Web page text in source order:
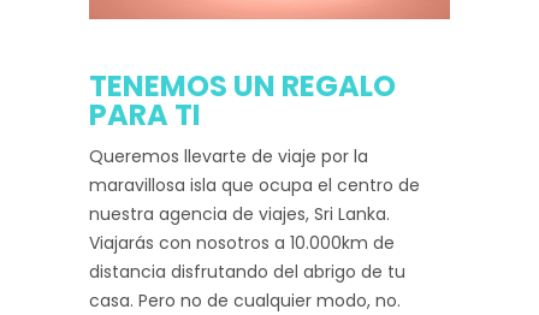
TENEMOS UN REGALO
PARA TI
Queremos llevarte de viaje por la
maravillosa isla que ocupa el centro de
nuestra agencia de viajes, Sri Lanka.
Viajarás con nosotros a 10.000km de
distancia disfrutando del abrigo de tu
casa. Pero no de cualquier modo, no.